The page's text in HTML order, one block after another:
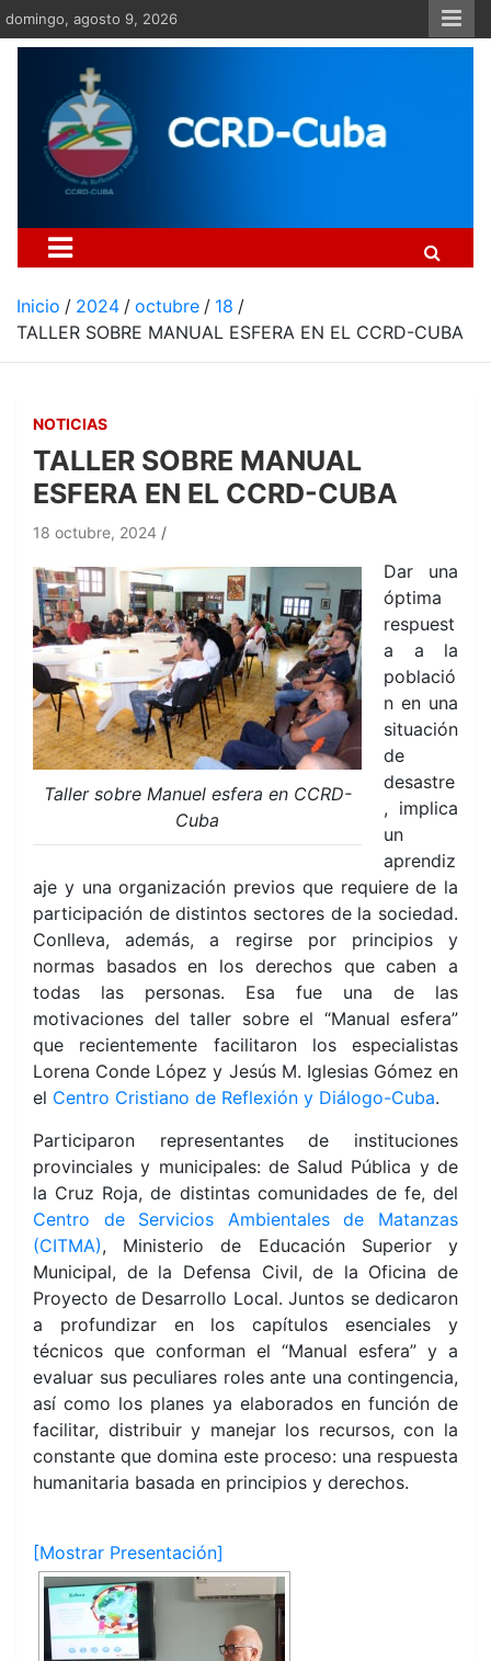
Saltar
al
domingo, agosto 9, 2026
Inicio 2024 octubre
18
TALLER SOBRE MANUAL ESFERA EN EL CCRD-CUBA
NOTICIAS
TALLER SOBRE MANUAL
ESFERA EN EL CCRD-CUBA
18 octubre, 2024
Taller sobre Manuel esfera en CCRD-
Cuba
Dar una
óptima
respuest
a a la
població
n en una
situación
de
desastre
, implica
un
aprendiz
aje y una organización previos que requiere de la
participación de distintos sectores de la sociedad.
Conlleva, además, a regirse por principios y
normas basados en los derechos que caben a
todas las personas. Esa fue una de las
motivaciones del taller sobre el “Manual esfera”
que recientemente facilitaron los especialistas
Lorena Conde López y Jesús M. Iglesias Gómez en
el Centro Cristiano de Reflexión y Diálogo-Cuba.
Participaron representantes de instituciones
provinciales y municipales: de Salud Pública y de
la Cruz Roja, de distintas comunidades de fe, del
Centro de Servicios Ambientales de Matanzas
(CITMA), Ministerio de Educación Superior y
Municipal, de la Defensa Civil, de la Oficina de
Proyecto de Desarrollo Local. Juntos se dedicaron
a profundizar en los capítulos esenciales y
técnicos que conforman el “Manual esfera” y a
evaluar sus peculiares roles ante una contingencia,
así como los planes ya elaborados en función de
facilitar, distribuir y manejar los recursos, con la
constante que domina este proceso: una respuesta
humanitaria basada en principios y derechos.
[Mostrar Presentación]